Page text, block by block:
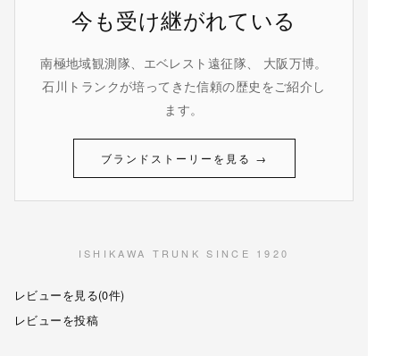
今も受け継がれている
南極地域観測隊、エベレスト遠征隊、 大阪万博。
石川トランクが培ってきた信頼の歴史をご紹介し
ます。
ブランドストーリーを見る →
ISHIKAWA TRUNK SINCE 1920
レビューを見る(0件)
レビューを投稿